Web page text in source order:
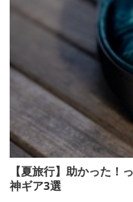
【夏旅行】助かった！
神ギア3選